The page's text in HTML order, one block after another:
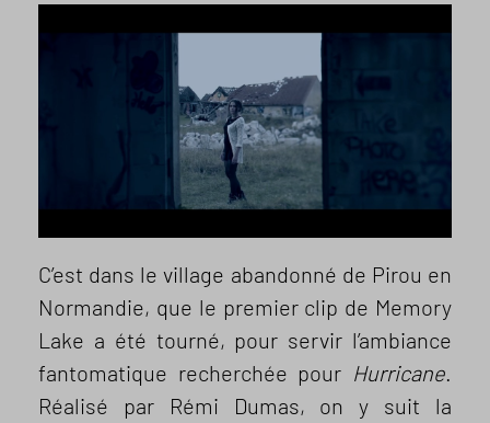
C’est dans le village abandonné de Pirou en
Normandie, que le premier clip de Memory
Lake a été tourné, pour servir l’ambiance
fantomatique recherchée pour Hurricane.
Réalisé par Rémi Dumas, on y suit la